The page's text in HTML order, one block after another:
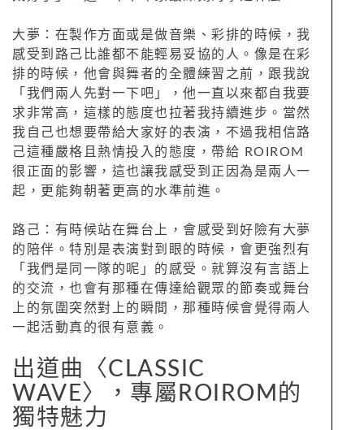
大夢：在製作方面或是做音樂、彩排的時候，我
感受到路己比誰都不能輕易妥協的人。像是在彩
排的時候，他會與舞者的全體練習之前，跟我說
「我們兩人先對一下吧」，他一直以來都自我要
求非常高，這樣的態度也拉著我持續進步。當然
我自己也想要帶給大家好的表演，不過我相信路
己這種嚴格且熱情投入的態度，帶給 ROIROM
很正面的影響，這也讓我感受到正因為是兩人一
起，更能夠朝著更高的水準前進。
路己：有時候站在舞台上，會感受到好險有大夢
的陪伴。特別是表演對到眼的時候，會更強烈有
「我們是同一隊的呢」的感受。就算沒有言語上
的交流，也會有那種在傳達給觀眾的節奏或舞台
上的氛圍突然對上的瞬間，那種時候會覺得兩人
一起活動真的很有意義。
出道曲〈CLASSIC
WAVE〉，專屬ROIROM的
獨特魅力